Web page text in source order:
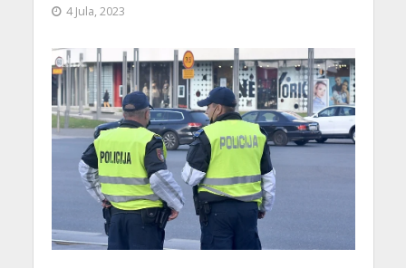
4 Jula, 2023